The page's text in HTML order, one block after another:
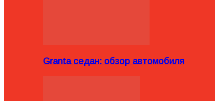
Granta седан: обзор автомобиля